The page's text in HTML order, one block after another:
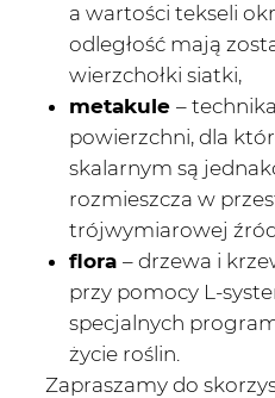
a wartości tekseli
odległość mają
wierzchołki siatki,
metakule –
powierzchni, dla
skalarnym są
rozmieszcza w
trójwymiarowej
flora – drzewa i
przy pomocy L-
specjalnych
życie roślin.
Zapraszamy do